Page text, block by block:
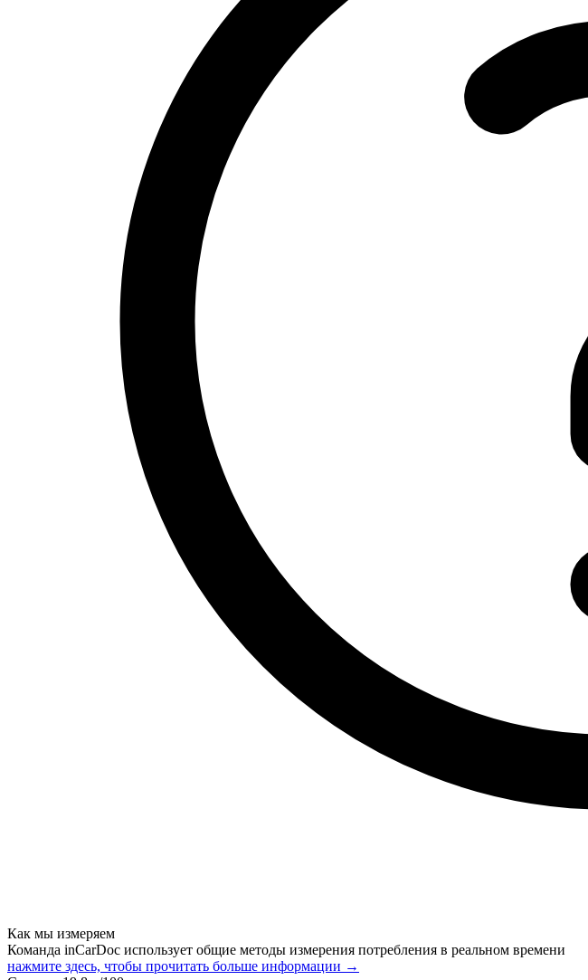
Как мы измеряем
Команда inCarDoc использует общие методы измерения потребления в реальном времени
нажмите здесь, чтобы прочитать больше информации →